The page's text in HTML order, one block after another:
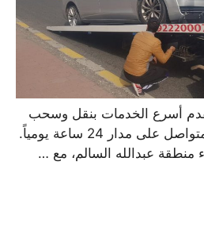
أسرع الخدمات بنقل وسحب
وإنقاذ السيارات، بشكل متواصل على مدار 24 ساعة يومياً.
عبدالله السالم، مع …